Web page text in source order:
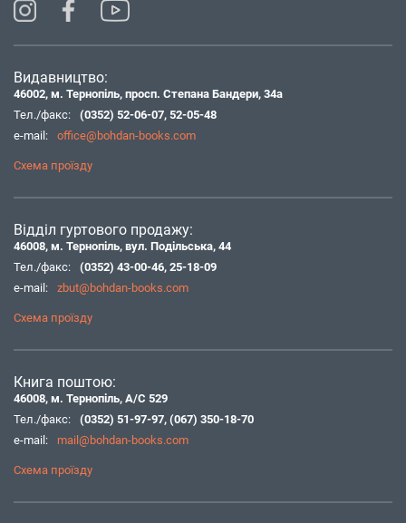
Видавництво:
46002, м. Тернопіль, просп. Степана Бандери, 34а
Тел./факс:
(0352) 52-06-07, 52-05-48
e-mail:
office@bohdan-books.com
Схема проїзду
Відділ гуртового продажу:
46008, м. Тернопіль, вул. Подільська, 44
Тел./факс:
(0352) 43-00-46, 25-18-09
e-mail:
zbut@bohdan-books.com
Схема проїзду
Книга поштою:
46008, м. Тернопіль, А/С 529
Тел./факс:
(0352) 51-97-97, (067) 350-18-70
e-mail:
mail@bohdan-books.com
Схема проїзду